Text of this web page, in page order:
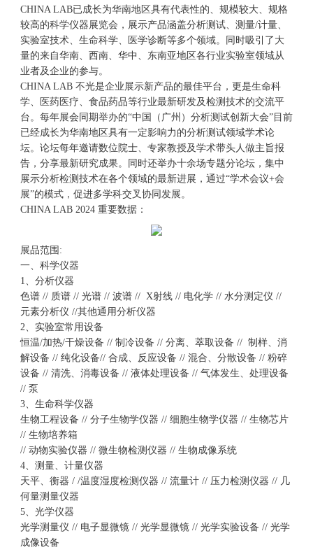
CHINA LAB已成长为华南地区具有代表性的、规模较大、规格
较高的科学仪器展览会，展示产品涵盖分析测试、测量/计量、
实验室技术、生命科学、医学诊断等多个领域。同时吸引了大
量的来自华南、西南、华中、东南亚地区各行业实验室领域从
业者及企业的参与。
CHINA LAB 不光是企业展示新产品的最佳平台，更是生命科
学、医药医疗、食品药品等行业最新研发及检测技术的交流平
台。每年展会同期举办的“中国（广州）分析测试创新大会”目前
已经成长为华南地区具有一定影响力的分析测试领域学术论
坛。论坛每年邀请数位院士、专家教授及学术带头人做主旨报
告，分享最新研究成果。同时还举办十余场专题分论坛，集中
展示分析检测技术在各个领域的最新进展，通过“学术会议+会
展”的模式，促进多学科交叉协同发展。
CHINA LAB 2024 重要数据：
展品范围:
一、科学仪器
1、分析仪器
色谱 // 质谱 // 光谱 // 波谱 // X射线 // 电化学 // 水分测定仪 //
元素分析仪 //其他通用分析仪器
2、实验室常用设备
恒温/加热/干燥设备 // 制冷设备 // 分离、萃取设备 // 制样、消
解设备 // 纯化设备// 合成、反应设备 // 混合、分散设备 // 粉碎
设备 // 清洗、消毒设备 // 液体处理设备 // 气体发生、处理设备
// 泵
3、生命科学仪器
生物工程设备 // 分子生物学仪器 // 细胞生物学仪器 // 生物芯片
// 生物培养箱
// 动物实验仪器 // 微生物检测仪器 // 生物成像系统
4、测量、计量仪器
天平、衡器 / /温度湿度检测仪器 // 流量计 // 压力检测仪器 // 几
何量测量仪器
5、光学仪器
光学测量仪 // 电子显微镜// 光学显微镜 // 光学实验设备 // 光学
成像设备